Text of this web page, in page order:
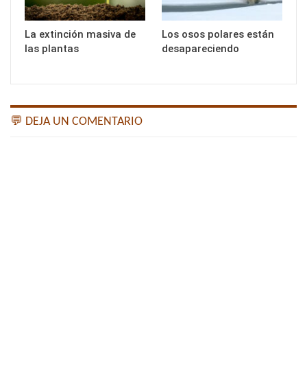
La extinción masiva de
las plantas
Los osos polares están
desapareciendo
💬 DEJA UN COMENTARIO